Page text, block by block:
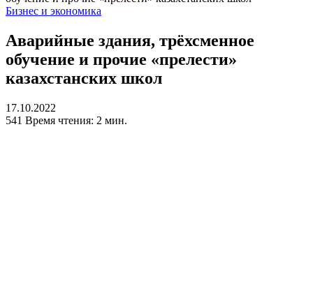
Бизнес и экономика
Аварийные здания, трёхсменное
обучение и прочие «прелести»
казахстанских школ
17.10.2022
541 Время чтения: 2 мин.